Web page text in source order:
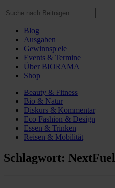
Blog
Ausgaben
Gewinnspiele
Events & Termine
Über BIORAMA
Shop
Beauty & Fitness
Bio & Natur
Diskurs & Kommentar
Eco Fashion & Design
Essen & Trinken
Reisen & Mobilität
Schlagwort: NextFuel